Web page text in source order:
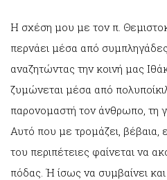
Η σχέση μου με τον π.
περνάει μέσα από
αναζητώντας την κοινή μας
ζυμώνεται μέσα από
παρονομαστή τον άνθρωπο, τη
Αυτό που με τρομάζει, βέβαια,
του περιπέτειες φαίνεται να
πόδας. Ή ίσως να συμβαίνει